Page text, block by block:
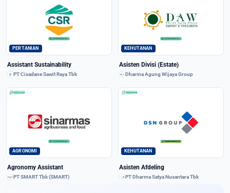
PERTANIAN
Assistant Sustainability
PT Cisadane Sawit Raya Tbk
KEHUTANAN
Asisten Divisi (Estate)
Dharma Agung Wijaya Group
AGRONOMI
Agronomy Assistant
PT SMART Tbk (SMART)
KEHUTANAN
Asisten Afdeling
PT Dharma Satya Nusantara Tbk